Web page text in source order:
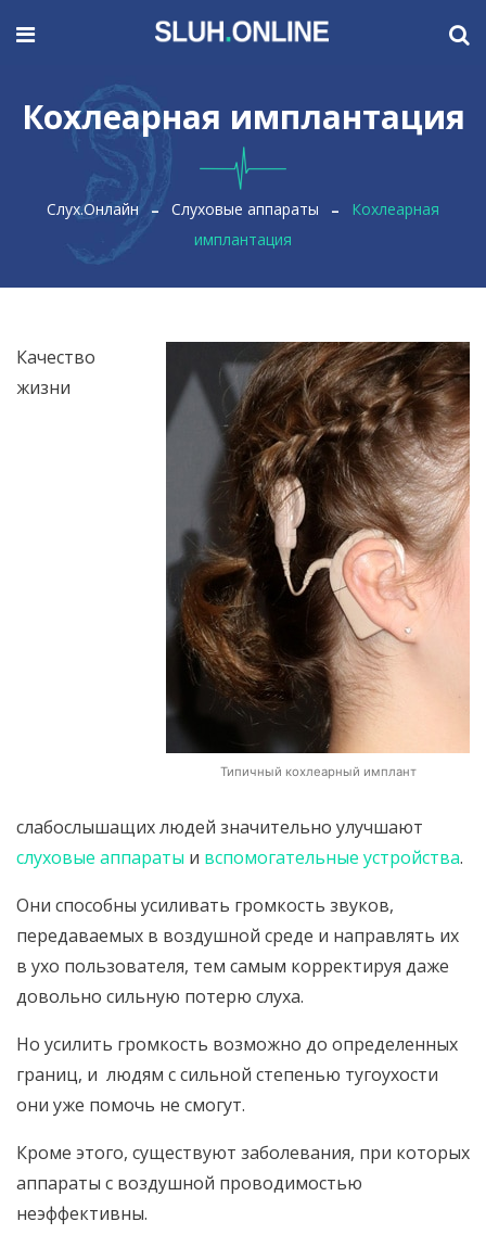
Кохлеарная имплантация
Слух.Онлайн Слуховые аппараты
Кохлеарная
имплантация
Типичный кохлеарный имплант
Качество
жизни
слабослышащих людей значительно улучшают
слуховые аппараты и вспомогательные устройства.
Они способны усиливать громкость звуков,
передаваемых в воздушной среде и направлять их
в ухо пользователя, тем самым корректируя даже
довольно сильную потерю слуха.
Но усилить громкость возможно до определенных
границ, и людям с сильной степенью тугоухости
они уже помочь не смогут.
Кроме этого, существуют заболевания, при которых
аппараты с воздушной проводимостью
неэффективны.